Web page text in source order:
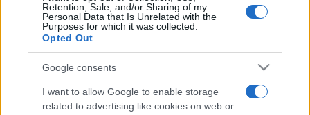
Retention, Sale, and/or Sharing of my
Personal Data that Is Unrelated with the
Purposes for which it was collected.
Opted Out
Google consents
I want to allow Google to enable storage
related to advertising like cookies on web or
Beziers Vannes